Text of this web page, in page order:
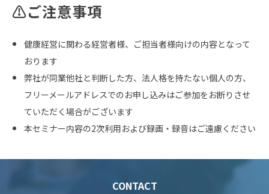
⚠ご注意事項
健康経営に関わる経営者様、ご担当者様向けの内容となって
おります
弊社が同業他社と判断した方、法人格を持たない個人の方、
フリーメールアドレスでのお申し込みはご参加をお断りさせ
ていただく場合がございます
本セミナー内容の2次利用および録画・録音はご遠慮ください
CONTACT